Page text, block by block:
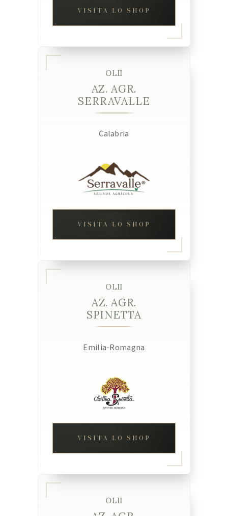
VISITA LO SHOP
OLII
AZ. AGR.
SERRAVALLE
Calabria
VISITA LO SHOP
OLII
AZ. AGR.
SPINETTA
Emilia-Romagna
VISITA LO SHOP
OLII